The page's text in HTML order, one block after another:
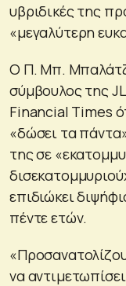
υβριδικές της
«μεγαλύτερη
Ο Π. Μπ.
σύμβουλος της
Financial Times
«δώσει τα
της σε
επιδιώκει
πέντε ετών.
να